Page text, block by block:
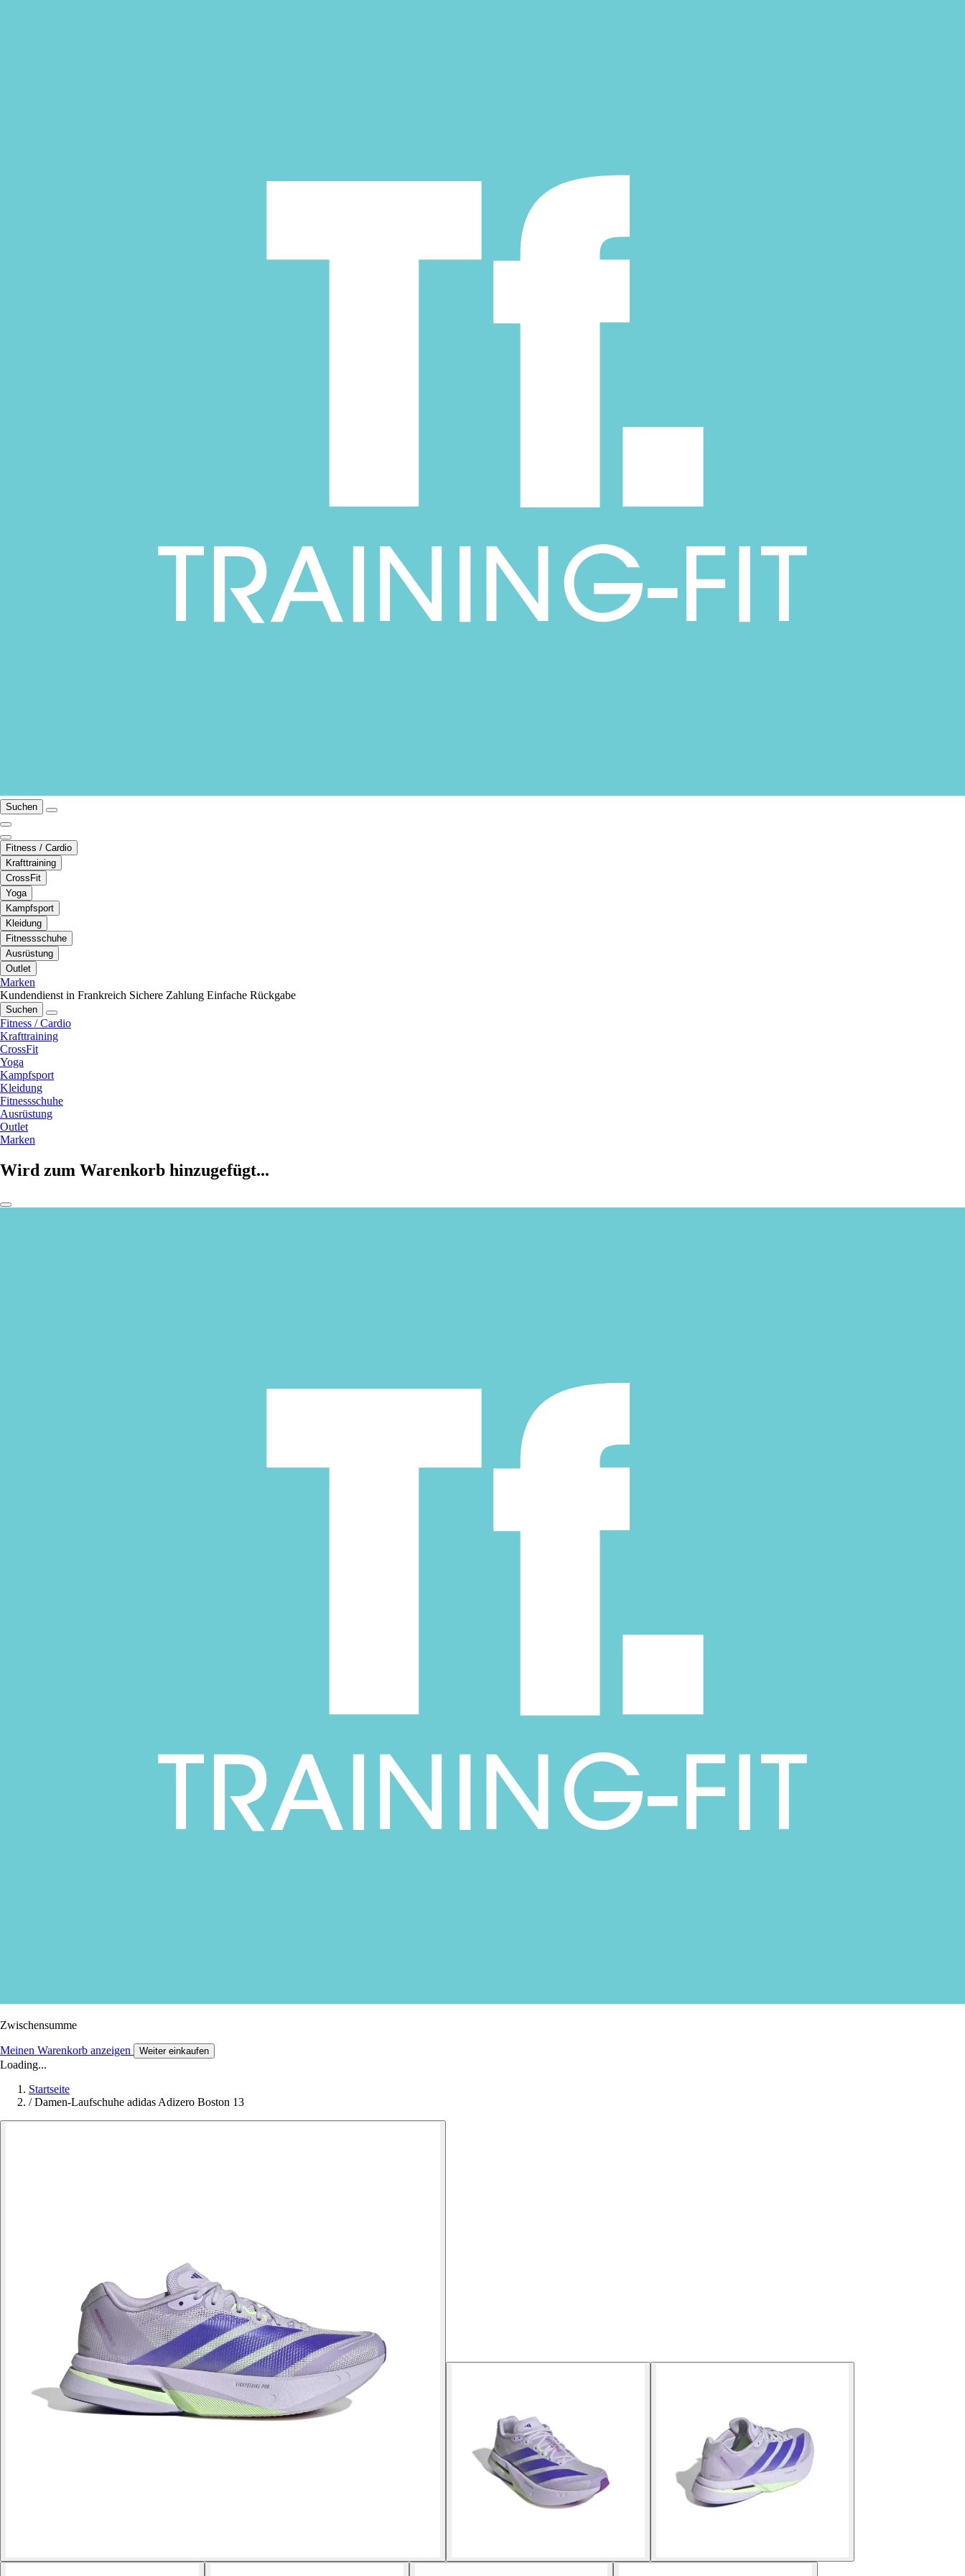
Suchen
Fitness / Cardio
Krafttraining
CrossFit
Yoga
Kampfsport
Kleidung
Fitnessschuhe
Ausrüstung
Outlet
Marken
Kundendienst in Frankreich Sichere Zahlung Einfache Rückgabe
Suchen
Fitness / Cardio
Krafttraining
CrossFit
Yoga
Kampfsport
Kleidung
Fitnessschuhe
Ausrüstung
Outlet
Marken
Wird zum Warenkorb hinzugefügt...
Zwischensumme
Meinen Warenkorb anzeigen Weiter einkaufen
Loading...
Startseite
/ Damen-Laufschuhe adidas Adizero Boston 13